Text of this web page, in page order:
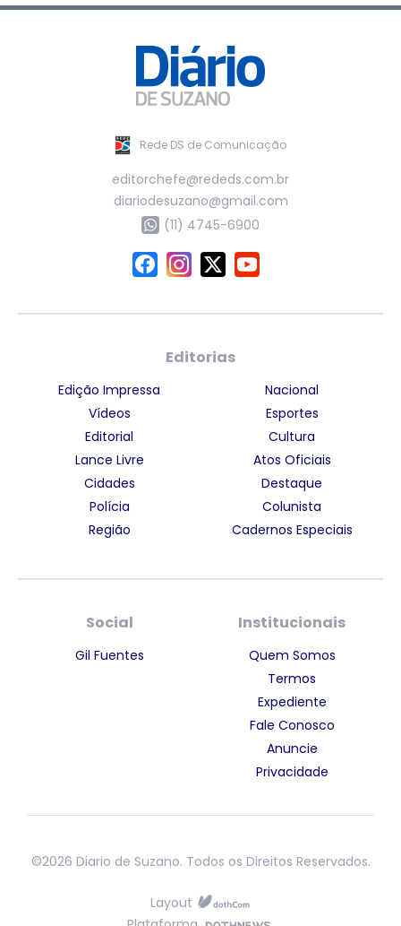
Rede DS de Comunicação
editorchefe@rededs.com.br
diariodesuzano@gmail.com
(11) 4745-6900
Editorias
Edição Impressa
Vídeos
Editorial
Lance Livre
Cidades
Polícia
Região
Nacional
Esportes
Cultura
Atos Oficiais
Destaque
Colunista
Cadernos Especiais
Social
Gil Fuentes
Institucionais
Quem Somos
Termos
Expediente
Fale Conosco
Anuncie
Privacidade
©2026 Diario de Suzano. Todos os Direitos Reservados.
Layout